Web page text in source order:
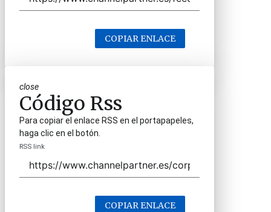
COPIAR ENLACE
close
Código Rss
Para copiar el enlace RSS en el portapapeles,
haga clic en el botón.
RSS link
COPIAR ENLACE